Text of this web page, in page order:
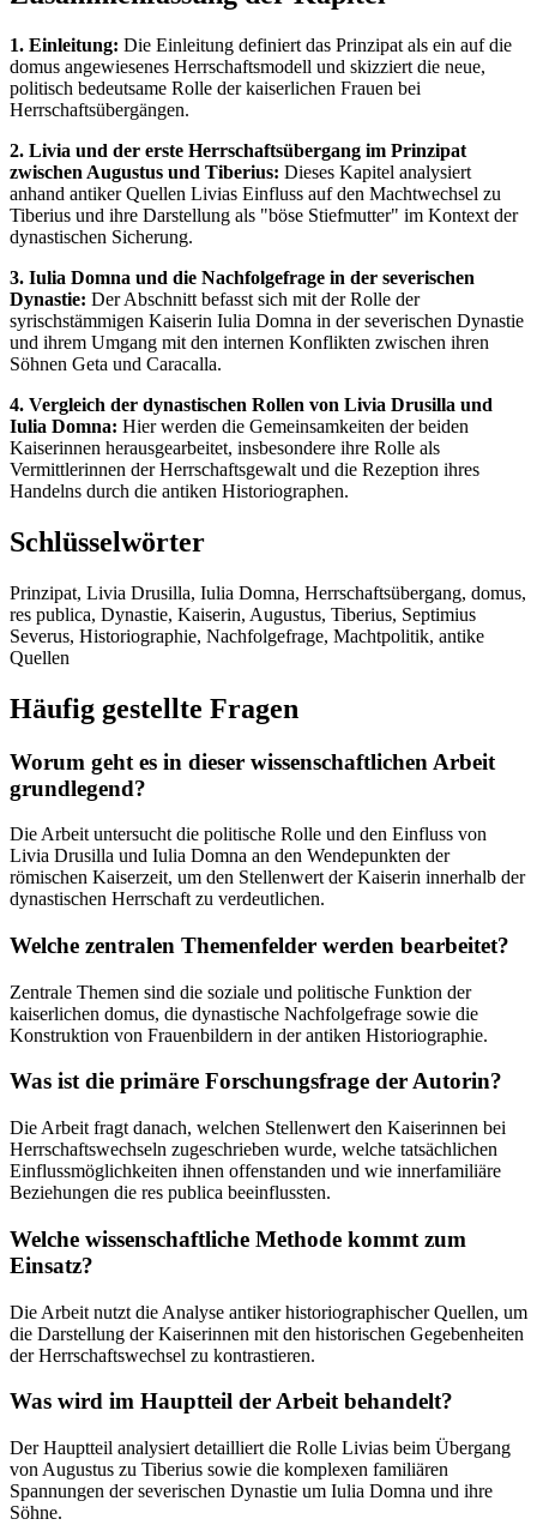
1. Einleitung: Die Einleitung definiert das Prinzipat als ein auf die
domus angewiesenes Herrschaftsmodell und skizziert die neue,
politisch bedeutsame Rolle der kaiserlichen Frauen bei
Herrschaftsübergängen.
2. Livia und der erste Herrschaftsübergang im Prinzipat
zwischen Augustus und Tiberius: Dieses Kapitel analysiert
anhand antiker Quellen Livias Einfluss auf den Machtwechsel zu
Tiberius und ihre Darstellung als "böse Stiefmutter" im Kontext der
dynastischen Sicherung.
3. Iulia Domna und die Nachfolgefrage in der severischen
Dynastie: Der Abschnitt befasst sich mit der Rolle der
syrischstämmigen Kaiserin Iulia Domna in der severischen Dynastie
und ihrem Umgang mit den internen Konflikten zwischen ihren
Söhnen Geta und Caracalla.
4. Vergleich der dynastischen Rollen von Livia Drusilla und
Iulia Domna: Hier werden die Gemeinsamkeiten der beiden
Kaiserinnen herausgearbeitet, insbesondere ihre Rolle als
Vermittlerinnen der Herrschaftsgewalt und die Rezeption ihres
Handelns durch die antiken Historiographen.
Schlüsselwörter
Prinzipat, Livia Drusilla, Iulia Domna, Herrschaftsübergang, domus,
res publica, Dynastie, Kaiserin, Augustus, Tiberius, Septimius
Severus, Historiographie, Nachfolgefrage, Machtpolitik, antike
Quellen
Häufig gestellte Fragen
Worum geht es in dieser wissenschaftlichen Arbeit
grundlegend?
Die Arbeit untersucht die politische Rolle und den Einfluss von
Livia Drusilla und Iulia Domna an den Wendepunkten der
römischen Kaiserzeit, um den Stellenwert der Kaiserin innerhalb der
dynastischen Herrschaft zu verdeutlichen.
Welche zentralen Themenfelder werden bearbeitet?
Zentrale Themen sind die soziale und politische Funktion der
kaiserlichen domus, die dynastische Nachfolgefrage sowie die
Konstruktion von Frauenbildern in der antiken Historiographie.
Was ist die primäre Forschungsfrage der Autorin?
Die Arbeit fragt danach, welchen Stellenwert den Kaiserinnen bei
Herrschaftswechseln zugeschrieben wurde, welche tatsächlichen
Einflussmöglichkeiten ihnen offenstanden und wie innerfamiliäre
Beziehungen die res publica beeinflussten.
Welche wissenschaftliche Methode kommt zum
Einsatz?
Die Arbeit nutzt die Analyse antiker historiographischer Quellen, um
die Darstellung der Kaiserinnen mit den historischen Gegebenheiten
der Herrschaftswechsel zu kontrastieren.
Was wird im Hauptteil der Arbeit behandelt?
Der Hauptteil analysiert detailliert die Rolle Livias beim Übergang
von Augustus zu Tiberius sowie die komplexen familiären
Spannungen der severischen Dynastie um Iulia Domna und ihre
Söhne.